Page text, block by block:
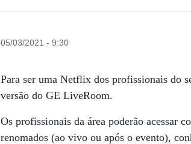
05/03/2021 - 9:30
Para ser uma Netflix dos profissionais do
versão do GE LiveRoom.
Os profissionais da área poderão acessar
renomados (ao vivo ou após o evento),